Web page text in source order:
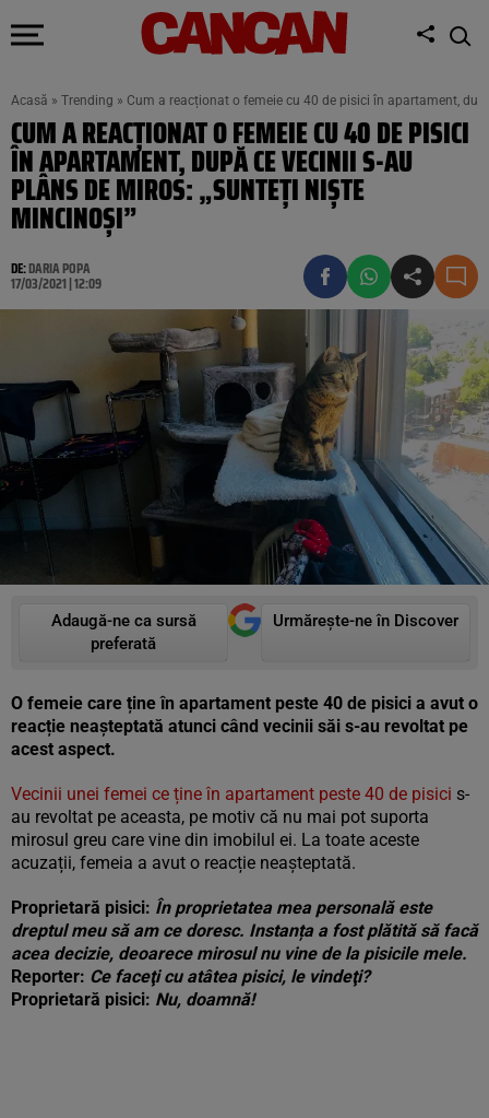
Acasă » Trending » Cum a reacționat o femeie cu 40 de pisici în apartament,
CUM A REACȚIONAT O FEMEIE CU 40 DE PISICI
ÎN APARTAMENT, DUPĂ CE VECINII S-AU
PLÂNS DE MIROS: „SUNTEȚI NIȘTE
MINCINOȘI”
DE:DARIA POPA
17/03/2021 | 12:09
Adaugă-ne ca sursă
preferată
Urmărește-ne în Discover
O femeie care ține în apartament peste 40 de pisici a avut o
reacție neașteptată atunci când vecinii săi s-au revoltat pe
acest aspect.
Vecinii unei femei ce ține în apartament peste 40 de pisici s-
au revoltat pe aceasta, pe motiv că nu mai pot suporta
mirosul greu care vine din imobilul ei. La toate aceste
acuzații, femeia a avut o reacție neașteptată.
Proprietară pisici: În proprietatea mea personală este
dreptul meu să am ce doresc. Instanța a fost plătită să facă
acea decizie, deoarece mirosul nu vine de la pisicile mele.
Reporter: Ce faceţi cu atâtea pisici, le vindeţi?
Proprietară pisici: Nu, doamnă!